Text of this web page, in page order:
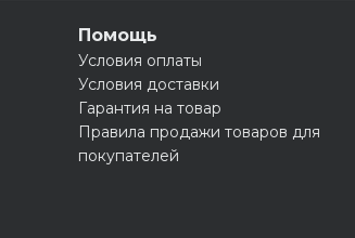
Помощь
Условия оплаты
Условия доставки
Гарантия на товар
Правила продажи товаров для
покупателей